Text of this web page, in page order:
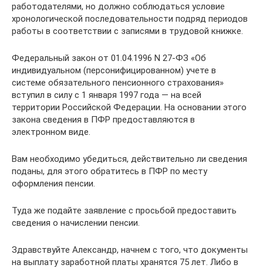
работодателями, но должно соблюдаться условие
хронологической последовательности подряд периодов
работы в соответствии с записями в трудовой книжке.
Федеральный закон от 01.04.1996 N 27-ФЗ «Об
индивидуальном (персонифицированном) учете в
системе обязательного пенсионного страхования»
вступил в силу с 1 января 1997 года — на всей
территории Российской Федерации. На основании этого
закона сведения в ПФР предоставляются в
электронном виде.
Вам необходимо убедиться, действительно ли сведения
поданы, для этого обратитесь в ПФР по месту
оформления пенсии.
Туда же подайте заявление с просьбой предоставить
сведения о начислении пенсии.
Здравствуйте Александр, начнем с того, что документы
на выплату заработной платы хранятся 75 лет. Либо в